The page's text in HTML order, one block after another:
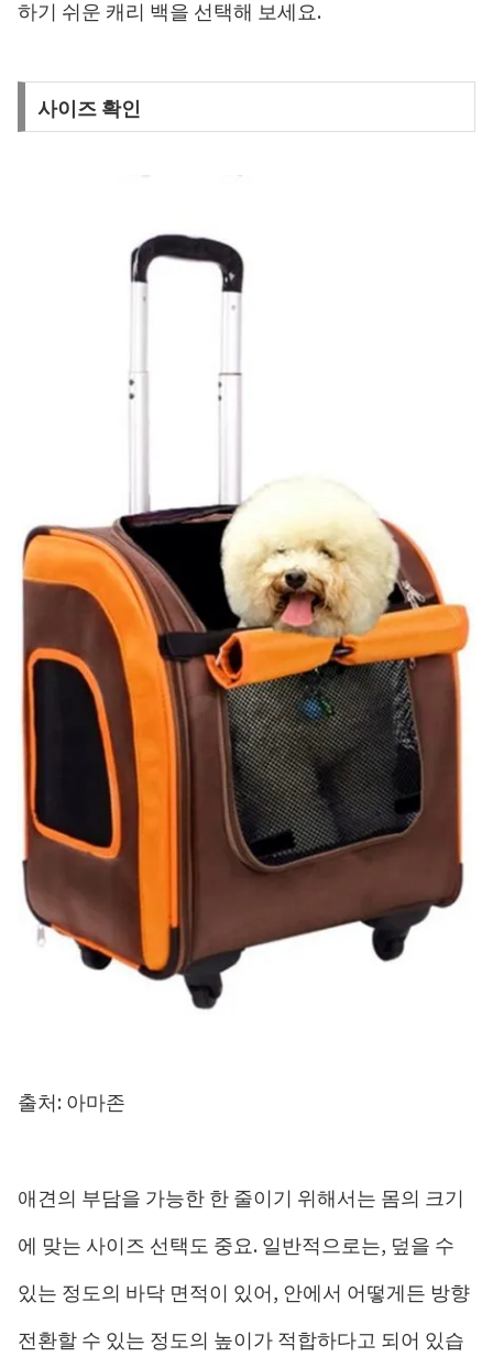
하기 쉬운 캐리 백을 선택해 보세요.
사이즈 확인
출처: 아마존
애견의 부담을 가능한 한 줄이기 위해서는 몸의 크기
에 맞는 사이즈 선택도 중요. 일반적으로는, 덮을 수
있는 정도의 바닥 면적이 있어, 안에서 어떻게든 방향
전환할 수 있는 정도의 높이가 적합하다고 되어 있습